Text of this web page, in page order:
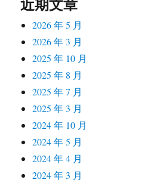
2026 年 5 月
2026 年 3 月
2025 年 10 月
2025 年 8 月
2025 年 7 月
2025 年 3 月
2024 年 10 月
2024 年 5 月
2024 年 4 月
2024 年 3 月